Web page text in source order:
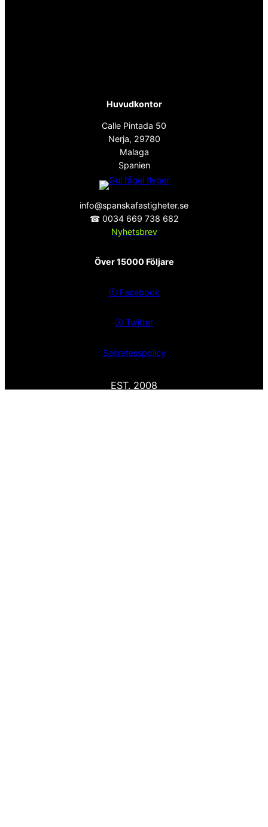
Huvudkontor
Calle Pintada 50
Nerja, 29780
Malaga
Spanien
info@spanskafastigheter.se
☎ 0034 669 738 682
Nyhetsbrev
Över 15000 Följare
ⓕ Facebook
ⓧ Twitter
Sekretesspolicy
EST. 2008